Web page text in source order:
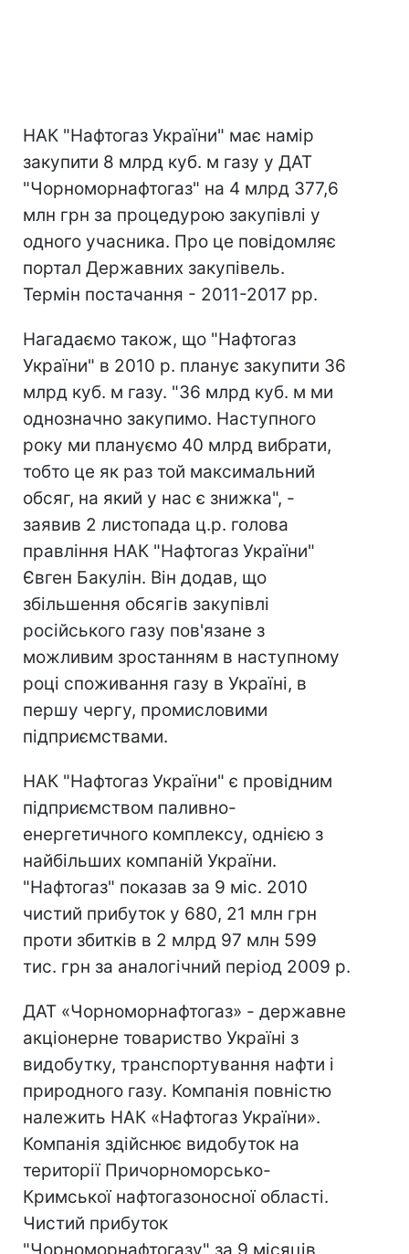
НАК "Нафтогаз України" має намір
закупити 8 млрд куб. м газу у ДАТ
"Чорноморнафтогаз" на 4 млрд 377,6
млн грн за процедурою закупівлі у
одного учасника. Про це повідомляє
портал Державних закупівель.
Термін постачання - 2011-2017 рр.
Нагадаємо також, що "Нафтогаз
України" в 2010 р. планує закупити 36
млрд куб. м газу. "36 млрд куб. м ми
однозначно закупимо. Наступного
року ми плануємо 40 млрд вибрати,
тобто це як раз той максимальний
обсяг, на який у нас є знижка", -
заявив 2 листопада ц.р. голова
правління НАК "Нафтогаз України"
Євген Бакулін. Він додав, що
збільшення обсягів закупівлі
російського газу пов'язане з
можливим зростанням в наступному
році споживання газу в Україні, в
першу чергу, промисловими
підприємствами.
НАК "Нафтогаз України" є провідним
підприємством паливно-
енергетичного комплексу, однією з
найбільших компаній України.
"Нафтогаз" показав за 9 міс. 2010
чистий прибуток у 680, 21 млн грн
проти збитків в 2 млрд 97 млн 599
тис. грн за аналогічний період 2009 р.
ДАТ «Чорноморнафтогаз» - державне
акціонерне товариство Україні з
видобутку, транспортування нафти і
природного газу. Компанія повністю
належить НАК «Нафтогаз України».
Компанія здійснює видобуток на
території Причорноморсько-
Кримської нафтогазоносної області.
Чистий прибуток